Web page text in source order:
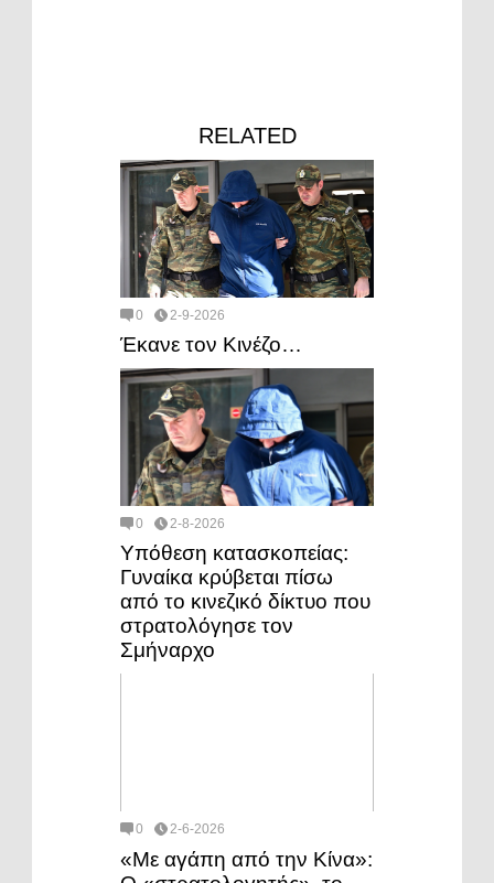
RELATED
0 2-9-2026
Έκανε τον Κινέζο…
0 2-8-2026
Υπόθεση κατασκοπείας:
Γυναίκα κρύβεται πίσω
από το κινεζικό δίκτυο που
στρατολόγησε τον
Σμήναρχο
0 2-6-2026
«Με αγάπη από την Κίνα»: